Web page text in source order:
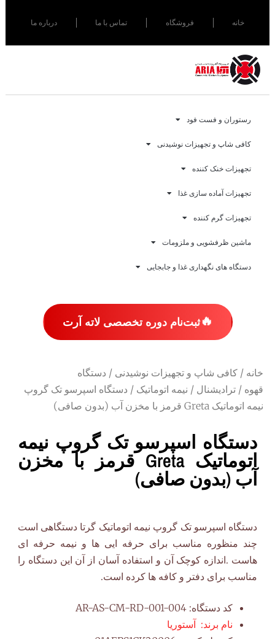
خانه فروشگاه تماس با ما درباره ما
رستوران و فست فود
کافی شاپ و تجهیزات نوشیدنی
تجهیزات خنک کننده
تجهیزات آماده سازی غذا
تجهیزات گرم کننده
ماشین ظرفشویی و ملزومات
دستگاه های نگهداری غذا و جابجایی
🔥ثبت‌نام دوره تخصصی لاته آرت
خانه / کافی شاپ و تجهیزات نوشیدنی / دستگاه
قهوه / ترادیشنال / نیمه اتوماتیک / دستگاه اسپرسو تک گروپ
نیمه اتوماتیک Greta قرمز با مخزن آب (بدون صافی)
دستگاه اسپرسو تک گروپ نیمه
اتوماتیک Greta قرمز با مخزن
آب (بدون صافی)
دستگاه اسپرسو تک گروپ نیمه اتوماتیک گرتا دستگاهی است
چند منظوره مناسب برای حرفه ایی ها و نیمه حرفه ای
هاست .اندازه کوچک آن و استفاده آسان از آن این دستگاه را
مناسب برای دفتر و کافه ها کرده است.
کد دستگاه: AR-AS-CM-RD-001-004
نام برند: آستوریا